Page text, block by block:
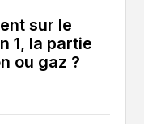
sur le
1, la partie
ou gaz ?